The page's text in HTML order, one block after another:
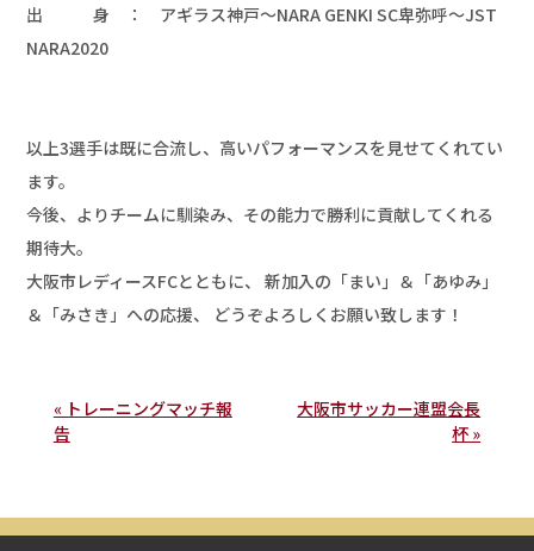
出　　　身　：　アギラス神戸～NARA GENKI SC卑弥呼～JST
NARA2020
以上3選手は既に合流し、高いパフォーマンスを見せてくれてい
ます。
今後、よりチームに馴染み、その能力で勝利に貢献してくれる
期待大。
大阪市レディースFCとともに、 新加入の「まい」＆「あゆみ」
＆「みさき」への応援、 どうぞよろしくお願い致します！
« トレーニングマッチ報
告
大阪市サッカー連盟会長
杯 »